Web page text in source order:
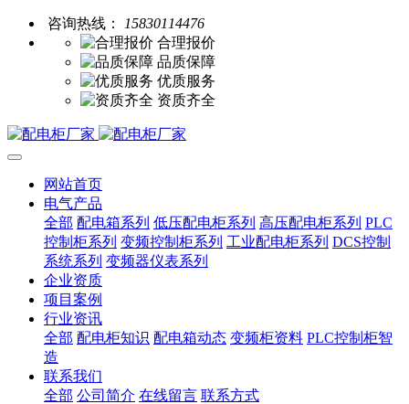
咨询热线：
15830114476
合理报价
品质保障
优质服务
资质齐全
网站首页
电气产品
全部 配电箱系列 低压配电柜系列 高压配电柜系列 PLC
控制柜系列 变频控制柜系列 工业配电柜系列 DCS控制
系统系列 变频器仪表系列
企业资质
项目案例
行业资讯
全部 配电柜知识 配电箱动态 变频柜资料 PLC控制柜智
造
联系我们
全部 公司简介 在线留言 联系方式